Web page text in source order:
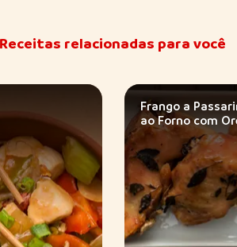
Receitas relacionadas para você
Frango a
ao Forno com